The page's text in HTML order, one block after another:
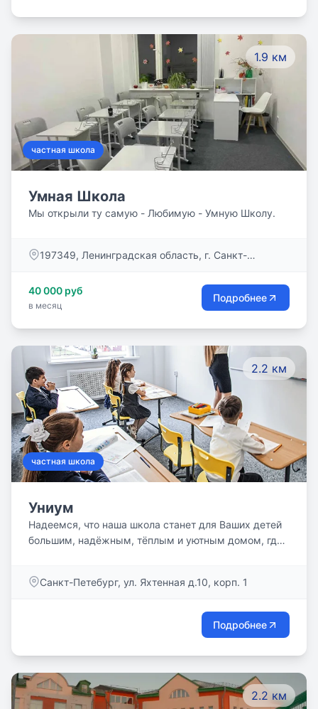
1.9 км
частная школа
Умная Школа
Мы открыли ту самую - Любимую - Умную Школу.
​197349, Ленинградская область, г. Санкт-
40 000 руб
в месяц
Подробнее
2.2 км
частная школа
Униум
Надеемся, что наша школа станет для Ваших детей
большим, надёжным, тёплым и уютным домом, где
их вместе!
Санкт-Петебург, ул. Яхтенная д.10, корп. 1
Подробнее
2.2 км